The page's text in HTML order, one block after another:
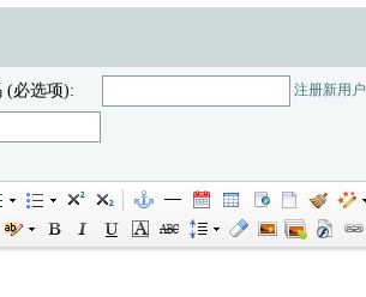
(必选项): 注册新用户